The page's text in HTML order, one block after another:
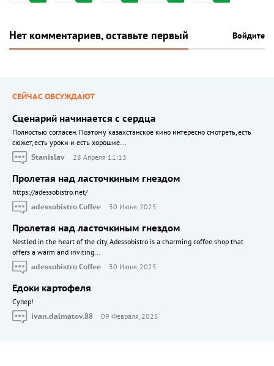
Нет комментариев, оставьте первый Войдите
СЕЙЧАС ОБСУЖДАЮТ
Сценарий начинается с сердца
Полностью согласен. Поэтому казахстанское кино интересно смотреть, есть
сюжет, есть уроки и есть хорошие...
Stanislav
28 Апреля 11:13
Пролетая над ласточкиным гнездом
https://adessobistro.net/
adessobistro Coffee
30 Июня, 2025
Пролетая над ласточкиным гнездом
Nestled in the heart of the city, Adessobistro is a charming coffee shop that
offers a warm and inviting...
adessobistro Coffee
30 Июня, 2025
Едоки картофеля
Cупер!
ivan.dalmatov.88
09 Февраля, 2025